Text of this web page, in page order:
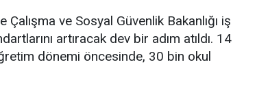
Çalışma ve Sosyal Güvenlik Bakanlığı iş
artıracak dev bir adım atıldı. 14
dönemi öncesinde, 30 bin okul